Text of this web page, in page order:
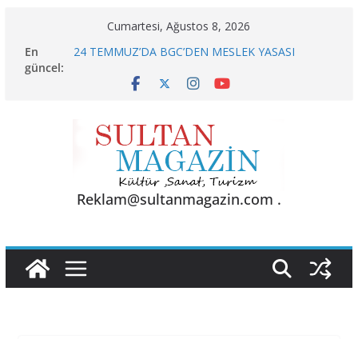
content
Cumartesi, Ağustos 8, 2026
En
güncel:
24 TEMMUZ’DA BGC’DEN MESLEK YASASI
KELİMELER YETMEZ
BU KALP
AKGÜL: “BOLU, KRİZLERLE DEĞİL HİZMETLE
YÖNETİLMEYİ HAK EDİYOR”
Reklam@sultanmagazin.com .